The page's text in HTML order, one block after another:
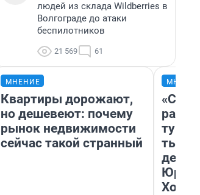
людей из склада Wildberries в
Волгограде до атаки
беспилотников
21 569 61
МНЕНИЕ
Квартиры дорожают,
но дешевеют: почему
рынок недвижимости
сейчас такой странный
день